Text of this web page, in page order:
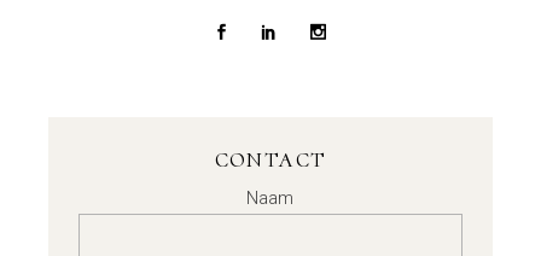
CONTACT
Naam